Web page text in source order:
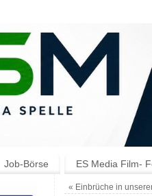
Job-Börse ES Media Film-
« Einbrüche in